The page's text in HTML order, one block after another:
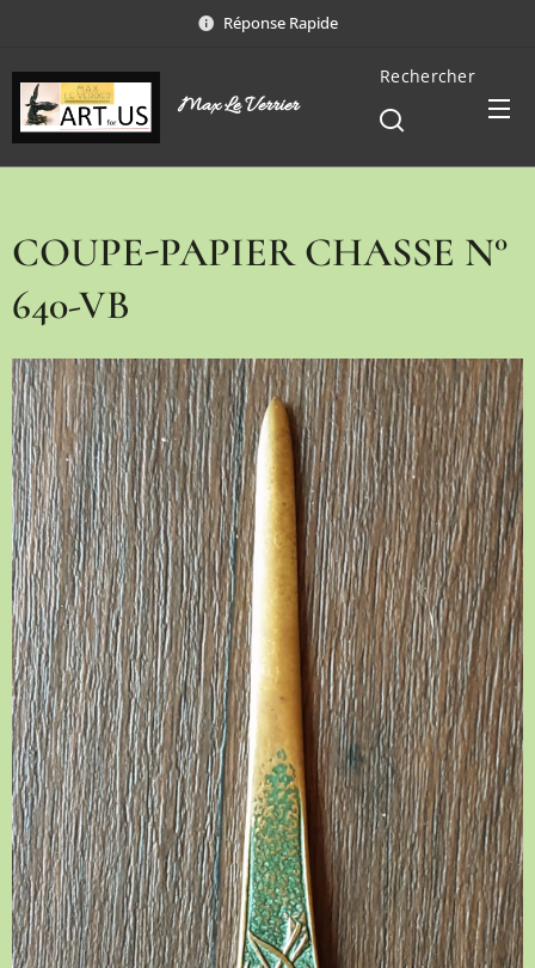
Réponse Rapide
Max Le Verrier
Rechercher
COUPE-PAPIER CHASSE N°
640-VB